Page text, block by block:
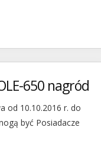
650 nagród
od 10.10.2016 r. do
być Posiadacze